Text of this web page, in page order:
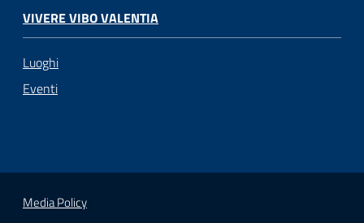
VIVERE VIBO VALENTIA
Luoghi
Eventi
Media Policy